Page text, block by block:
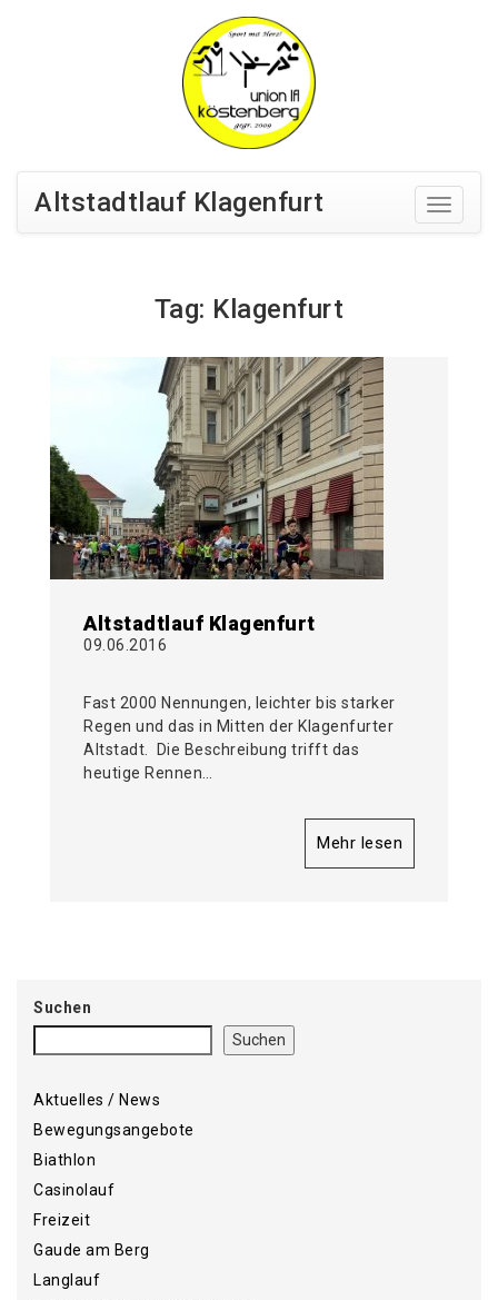
Altstadtlauf Klagenfurt
Tag: Klagenfurt
Altstadtlauf Klagenfurt
09.06.2016
Fast 2000 Nennungen, leichter bis starker
Regen und das in Mitten der Klagenfurter
Altstadt. Die Beschreibung trifft das
heutige Rennen…
Mehr lesen
Suchen
Suchen
Aktuelles / News
Bewegungsangebote
Biathlon
Casinolauf
Freizeit
Gaude am Berg
Langlauf